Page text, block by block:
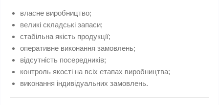
власне виробництво;
великі складські запаси;
стабільна якість продукції;
оперативне виконання замовлень;
відсутність посередників;
контроль якості на всіх етапах виробництва;
виконання індивідуальних замовлень.